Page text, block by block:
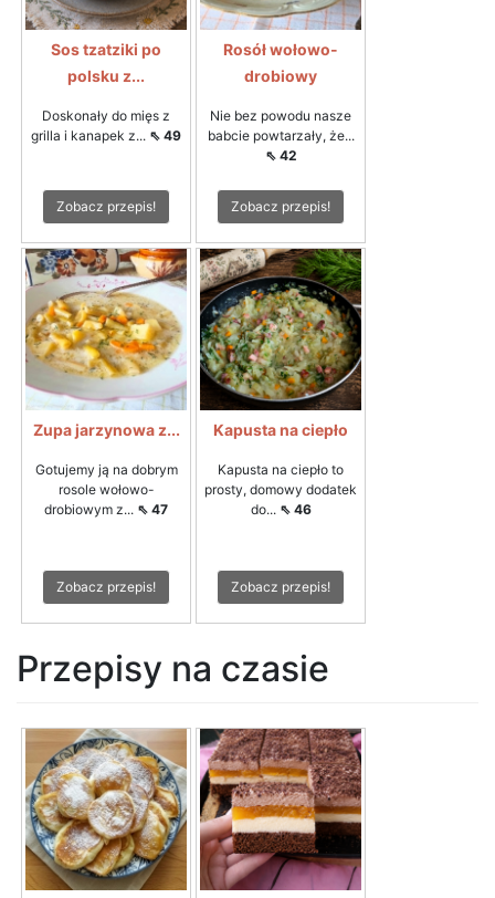
Sos tzatziki po
polsku z...
Doskonały do mięs z
grilla i kanapek z... ⇖ 49
Zobacz przepis!
Rosół wołowo-
drobiowy
Nie bez powodu nasze
babcie powtarzały, że...
⇖ 42
Zobacz przepis!
Zupa jarzynowa z...
Gotujemy ją na dobrym
rosole wołowo-
drobiowym z... ⇖ 47
Zobacz przepis!
Kapusta na ciepło
Kapusta na ciepło to
prosty, domowy dodatek
do... ⇖ 46
Zobacz przepis!
Przepisy na czasie